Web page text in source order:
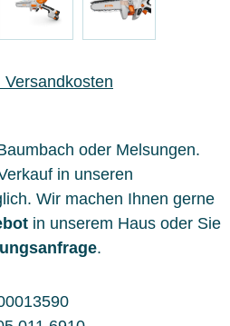
oder Melsungen.
in unseren
Wir machen Ihnen gerne
in unserem Haus oder Sie
.